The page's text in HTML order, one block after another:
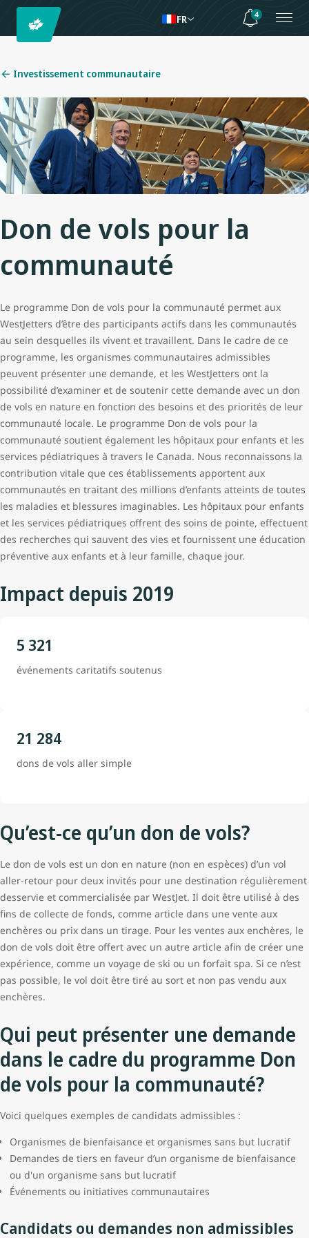
FR 4
Investissement communautaire
Don de vols pour la
communauté
Le programme Don de vols pour la communauté permet aux
WestJetters d’être des participants actifs dans les communautés
au sein desquelles ils vivent et travaillent. Dans le cadre de ce
programme, les organismes communautaires admissibles
peuvent présenter une demande, et les WestJetters ont la
possibilité d’examiner et de soutenir cette demande avec un don
de vols en nature en fonction des besoins et des priorités de leur
communauté locale. Le programme Don de vols pour la
communauté soutient également les hôpitaux pour enfants et les
services pédiatriques à travers le Canada. Nous reconnaissons la
contribution vitale que ces établissements apportent aux
communautés en traitant des millions d’enfants atteints de toutes
les maladies et blessures imaginables. Les hôpitaux pour enfants
et les services pédiatriques offrent des soins de pointe, effectuent
des recherches qui sauvent des vies et fournissent une éducation
préventive aux enfants et à leur famille, chaque jour.
Impact depuis 2019
5 321
événements caritatifs soutenus
21 284
dons de vols aller simple
Qu’est-ce qu’un don de vols?
Le don de vols est un don en nature (non en espèces) d’un vol
aller-retour pour deux invités pour une destination régulièrement
desservie et commercialisée par WestJet. Il doit être utilisé à des
fins de collecte de fonds, comme article dans une vente aux
enchères ou prix dans un tirage. Pour les ventes aux enchères, le
don de vols doit être offert avec un autre article afin de créer une
expérience, comme un voyage de ski ou un forfait spa. Si ce n’est
pas possible, le vol doit être tiré au sort et non pas vendu aux
enchères.
Qui peut présenter une demande
dans le cadre du programme Don
de vols pour la communauté?
Voici quelques exemples de candidats admissibles :
Organismes de bienfaisance et organismes sans but lucratif
Demandes de tiers en faveur d’un organisme de bienfaisance
ou d'un organisme sans but lucratif
Événements ou initiatives communautaires
Candidats ou demandes non admissibles